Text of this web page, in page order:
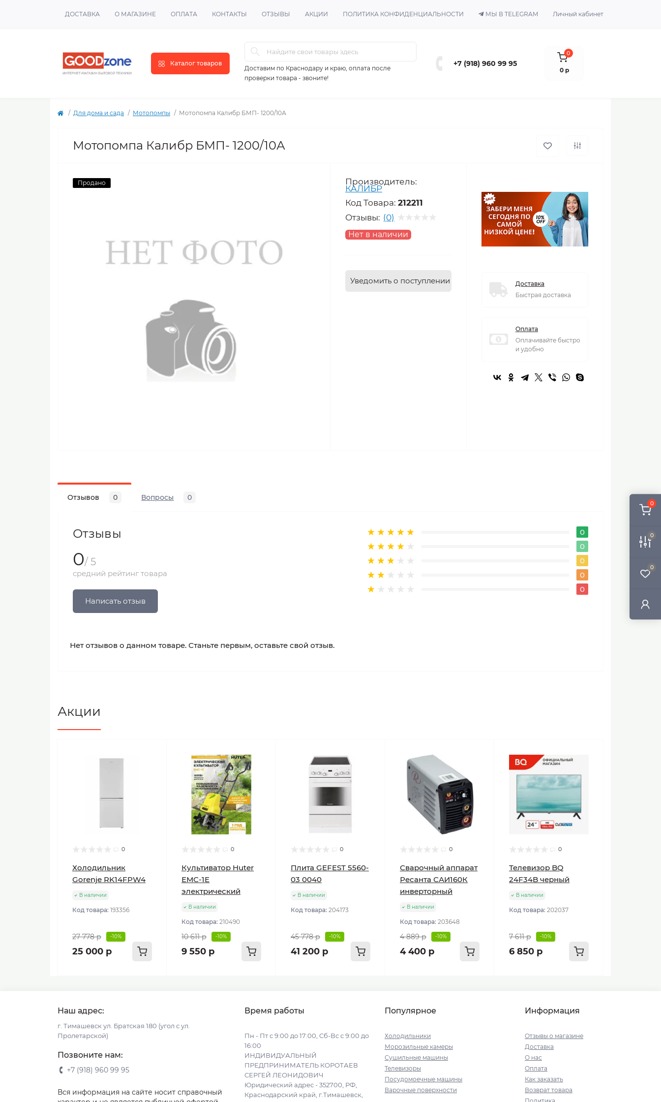
0
0
0
ДОСТАВКА О МАГАЗИНЕ ОПЛАТА КОНТАКТЫ ОТЗЫВЫ АКЦИИ ПОЛИТИКА КОНФИДЕНЦИАЛЬНОСТИ МЫ В TELEGRAM Личный кабинет
Каталог товаров
Доставим по Краснодару и краю, оплата после
проверки товара - звоните!
+7 (918) 960 99 95
0
0 р
Для дома и сада Мотопомпы Мотопомпа Калибр БМП- 1200/10А
Мотопомпа Калибр БМП- 1200/10А
Продано Производитель:
КАЛИБР
Код Товара: 212211
Отзывы: (0)
Нет в наличии
Уведомить о поступлении
Доставка
Быстрая доставка
Оплата
Оплачивайте быстро
и удобно
Отзывов 0 Вопросы 0
Отзывы
0/ 5
средний рейтинг товара
Написать отзыв
0
0
0
0
0
Нет отзывов о данном товаре. Станьте первым, оставьте свой отзыв.
Акции
0
Холодильник
Gorenje RK14FPW4
В наличии
Код товара: 193356
27 778 р -10%
25 000 р
0
Культиватор Huter
ЕМС-1E
электрический
В наличии
Код товара: 210490
10 611 р -10%
9 550 р
0
Плита GEFEST 5560-
03 0040
В наличии
Код товара: 204173
45 778 р -10%
41 200 р
0
Сварочный аппарат
Ресанта САИ160К
инверторный
В наличии
Код товара: 203648
4 889 р -10%
4 400 р
0
Телевизор BQ
24F34B черный
В наличии
Код товара: 202037
7 611 р -10%
6 850 р
Наш адрес:
г. Тимашевск ул. Братская 180 (угол с ул.
Пролетарской)
Позвоните нам:
+7 (918) 960 99 95
Вся информация на сайте носит справочный
Время работы
Пн - Пт с 9:00 до 17:00, Сб-Вс с 9:00 до
16:00
ИНДИВИДУАЛЬНЫЙ
ПРЕДПРИНИМАТЕЛЬ КОРОТАЕВ
СЕРГЕЙ ЛЕОНИДОВИЧ
Юридический адрес - 352700, РФ,
Краснодарский край, г.Тимашевск,
Популярное
Холодильники
Морозильные камеры
Сушильные машины
Телевизоры
Посудомоечные машины
Варочные поверхности
Информация
Отзывы о магазине
Доставка
О нас
Оплата
Как заказать
Возврат товара